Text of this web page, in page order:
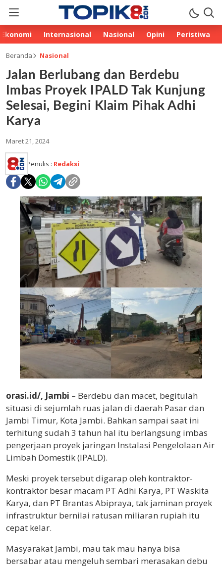
Ekonomi Internasional Nasional Opini Peristiwa
Beranda Nasional
Jalan Berlubang dan Berdebu
Imbas Proyek IPALD Tak Kunjung
Selesai, Begini Klaim Pihak Adhi
Karya
Maret 21, 2024
Penulis : Redaksi
orasi.id/, Jambi – Berdebu dan macet, begitulah
situasi di sejumlah ruas jalan di daerah Pasar dan
Jambi Timur, Kota Jambi. Bahkan sampai saat ini
terhitung sudah 3 tahun hal itu berlangsung imbas
pengerjaan proyek jaringan Instalasi Pengelolaan Air
Limbah Domestik (IPALD).
Meski proyek tersebut digarap oleh kontraktor-
kontraktor besar macam PT Adhi Karya, PT Waskita
Karya, dan PT Brantas Abipraya, tak jaminan proyek
infrastruktur bernilai ratusan miliaran rupiah itu
cepat kelar.
Masyarakat Jambi, mau tak mau hanya bisa
bersabar atau mengeluh sembari merasakan debu